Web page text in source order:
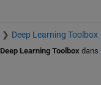
Deep Learning Toolbox
Deep Learning Toolbox dans